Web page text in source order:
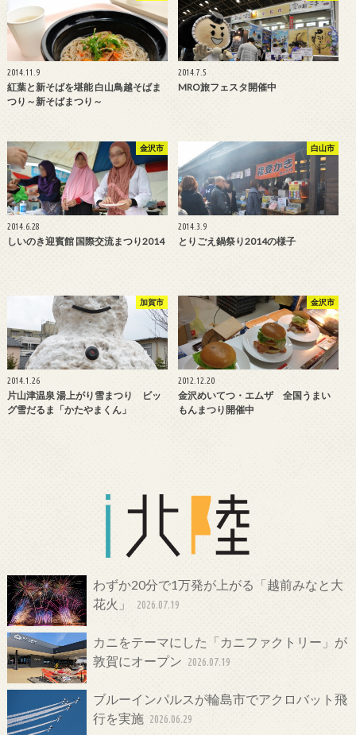
2014.11.9
紅葉と新そばを堪能 白山鳥越そばま
つり～新そばまつり～
2014.7.5
MRO旅フェスタ開催中
金沢市
2014.6.28
しいのき迎賓館 国際交流まつり2014
白山市
2014.3.9
とりごえ鍋祭り2014の様子
加賀市
2014.1.26
片山津温泉 湯上がり雪まつり ビッ
グ雪だるま「かたやまくん」
金沢市
2012.12.20
金沢めいてつ・エムザ 全国うまい
もんまつり開催中
わずか20分で1万発が上がる「越前みなと大
花火」
2026.07.19
カニをテーマにした「カニファクトリー」が
敦賀にオープン 2026.07.19
ブルーインパルスが輪島市でアクロバット飛
行を実施 2026.06.29